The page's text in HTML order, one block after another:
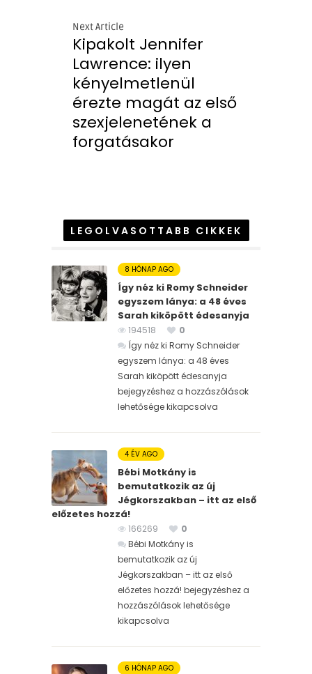
Next Article
Kipakolt Jennifer
Lawrence: ilyen
kényelmetlenül
érezte magát az első
szexjelenetének a
forgatásakor
LEGOLVASOTTABB CIKKEK
8 HÓNAP AGO
Így néz ki Romy Schneider
egyszem lánya: a 48 éves
Sarah kiköpött édesanyja
194518
0
Így néz ki Romy Schneider
egyszem lánya: a 48 éves
Sarah kiköpött édesanyja
bejegyzéshez a hozzászólások
lehetősége kikapcsolva
4 ÉV AGO
Bébi Motkány is
bemutatkozik az új
Jégkorszakban – itt az első
előzetes hozzá!
166269
0
Bébi Motkány is
bemutatkozik az új
Jégkorszakban – itt az első
előzetes hozzá! bejegyzéshez a
hozzászólások lehetősége
kikapcsolva
6 HÓNAP AGO